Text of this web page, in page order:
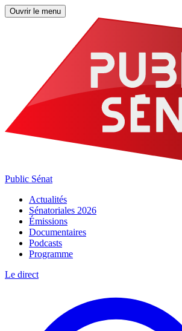
Ouvrir le menu
Public Sénat
Actualités
Sénatoriales 2026
Émissions
Documentaires
Podcasts
Programme
Le direct